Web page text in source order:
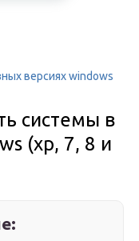
версиях windows
системы в
(xp, 7, 8 и